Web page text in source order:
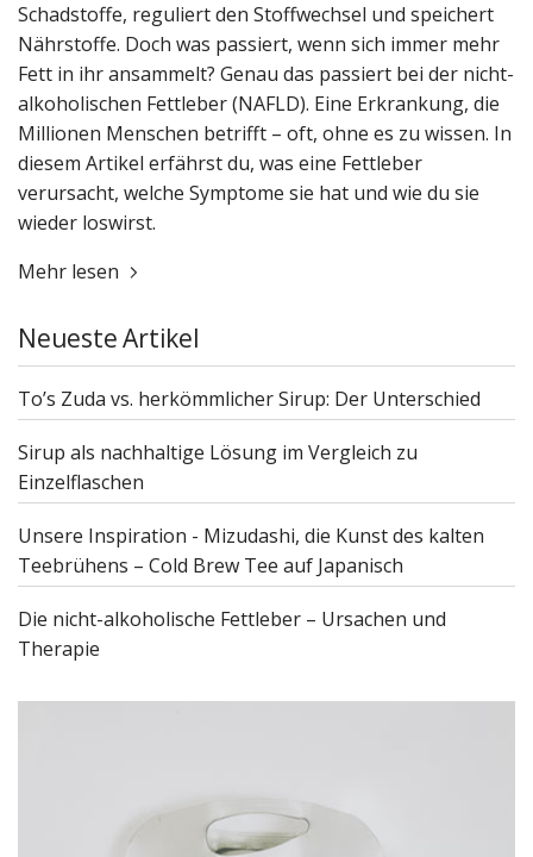
Schadstoffe, reguliert den Stoffwechsel und speichert
Nährstoffe. Doch was passiert, wenn sich immer mehr
Fett in ihr ansammelt? Genau das passiert bei der nicht-
alkoholischen Fettleber (NAFLD). Eine Erkrankung, die
Millionen Menschen betrifft – oft, ohne es zu wissen. In
diesem Artikel erfährst du, was eine Fettleber
verursacht, welche Symptome sie hat und wie du sie
wieder loswirst.
Mehr lesen
Neueste Artikel
To’s Zuda vs. herkömmlicher Sirup: Der Unterschied
Sirup als nachhaltige Lösung im Vergleich zu
Einzelflaschen
Unsere Inspiration - Mizudashi, die Kunst des kalten
Teebrühens – Cold Brew Tee auf Japanisch
Die nicht-alkoholische Fettleber – Ursachen und
Therapie